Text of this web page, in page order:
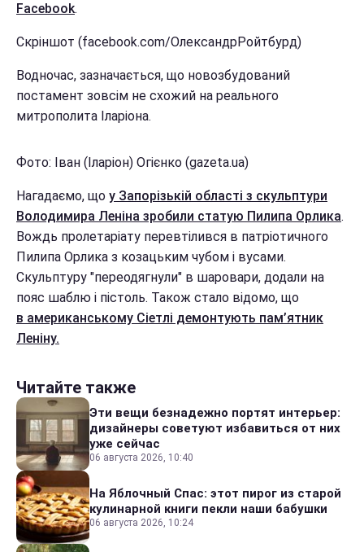
Facebook.
Скріншот (facebook.com/ОлександрРойтбурд)
Водночас, зазначається, що новозбудований
постамент зовсім не схожий на реального
митрополита Іларіона.
Фото: Іван (Іларіон) Огієнко (gazeta.ua)
Нагадаємо, що у Запорізькій області з скульптури
Володимира Леніна зробили статую Пилипа Орлика.
Вождь пролетаріату перевтілився в патріотичного
Пилипа Орлика з козацьким чубом і вусами.
Скульптуру "переодягнули" в шаровари, додали на
пояс шаблю і пістоль. Також стало відомо, що
в американському Сіетлі демонтують пам’ятник
Леніну.
Читайте также
Эти вещи безнадежно портят интерьер:
дизайнеры советуют избавиться от них
уже сейчас
06 августа 2026, 10:40
На Яблочный Спас: этот пирог из старой
кулинарной книги пекли наши бабушки
06 августа 2026, 10:24